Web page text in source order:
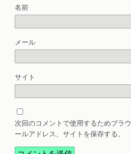
名前
メール
サイト
次回のコメントで使用するためブラ
ールアドレス、サイトを保存する。